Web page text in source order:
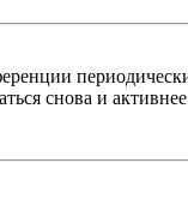
снова и активнее